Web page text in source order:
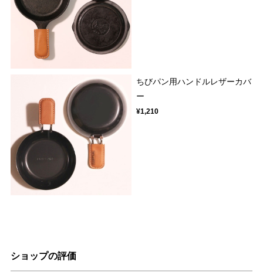
ちびパン用ハンドルレザーカバ
ー
¥1,210
ショップの評価